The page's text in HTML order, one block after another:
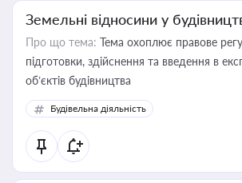
Земельні відносини у
Про що тема: Тема охоплює правове
підготовки, здійснення та введення в
об’єктів будівництва
Будівельна діяльність